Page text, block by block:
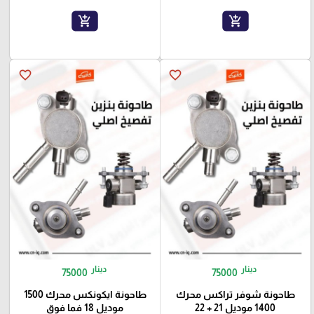
add_shopping_cart
add_shopping_cart
favorite_border
75000 دينار
طاحونة شوفر تراكس محرك
1400 موديل 21 + 22
favorite_border
75000 دينار
طاحونة ايكونكس محرك 1500
موديل 18 فما فوق